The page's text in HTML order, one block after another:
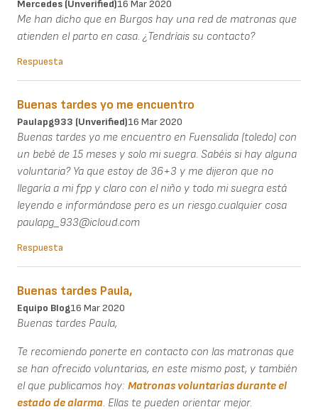
Mercedes (unverified)16 Mar 2020
Me han dicho que en Burgos hay una red de matronas que
atienden el parto en casa. ¿Tendríais su contacto?
Respuesta
Buenas tardes yo me encuentro
Paulapg933 (unverified)16 Mar 2020
Buenas tardes yo me encuentro en Fuensalida (toledo) con
un bebé de 15 meses y solo mi suegra. Sabéis si hay alguna
voluntaria? Ya que estoy de 36+3 y me dijeron que no
llegaría a mi fpp y claro con el niño y todo mi suegra está
leyendo e informándose pero es un riesgo.cualquier cosa
paulapg_933@icloud.com
Respuesta
Buenas tardes Paula,
Equipo Blog16 Mar 2020
Buenas tardes Paula,
Te recomiendo ponerte en contacto con las matronas que
se han ofrecido voluntarias, en este mismo post, y también
el que publicamos hoy: Matronas voluntarias durante el
estado de alarma. Ellas te pueden orientar mejor.